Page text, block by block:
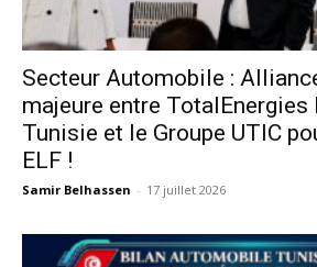
Secteur Automobile :
majeure entre TotalEnergies
Tunisie et le Groupe UTIC
ELF !
Samir Belhassen - 17 juillet 2026